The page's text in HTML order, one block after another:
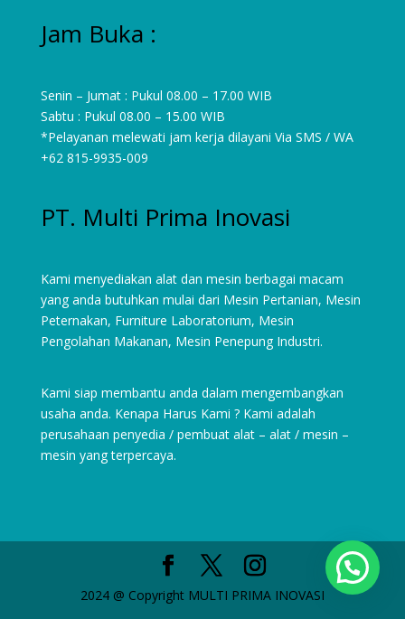
Jam Buka :
Senin – Jumat : Pukul 08.00 – 17.00 WIB
Sabtu : Pukul 08.00 – 15.00 WIB
*Pelayanan melewati jam kerja dilayani Via SMS / WA
+62 815-9935-009
PT. Multi Prima Inovasi
Kami menyediakan alat dan mesin berbagai macam
yang anda butuhkan mulai dari Mesin Pertanian, Mesin
Peternakan, Furniture Laboratorium, Mesin
Pengolahan Makanan, Mesin Penepung Industri.
Kami siap membantu anda dalam mengembangkan
usaha anda. Kenapa Harus Kami ? Kami adalah
perusahaan penyedia / pembuat alat – alat / mesin –
mesin yang terpercaya.
2024 @ Copyright MULTI PRIMA INOVASI